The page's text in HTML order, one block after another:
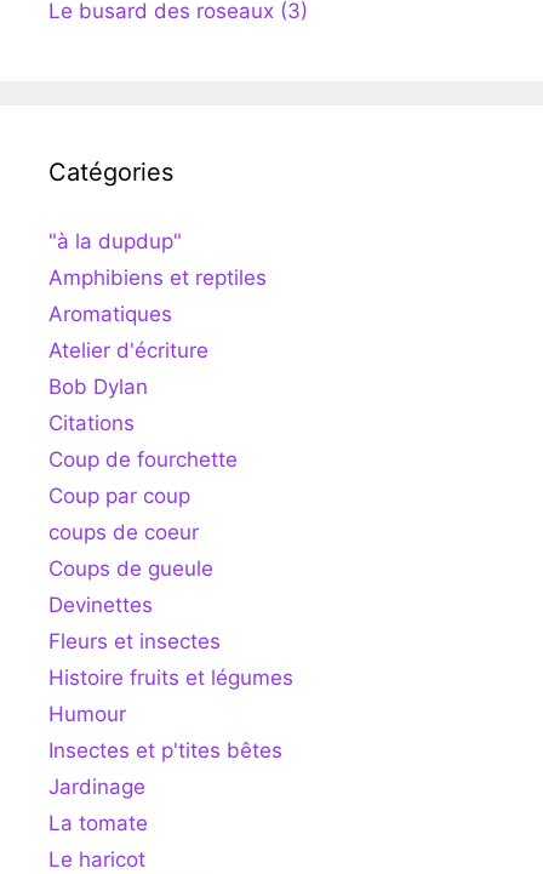
Le busard des roseaux (3)
Catégories
"à la dupdup"
Amphibiens et reptiles
Aromatiques
Atelier d'écriture
Bob Dylan
Citations
Coup de fourchette
Coup par coup
coups de coeur
Coups de gueule
Devinettes
Fleurs et insectes
Histoire fruits et légumes
Humour
Insectes et p'tites bêtes
Jardinage
La tomate
Le haricot